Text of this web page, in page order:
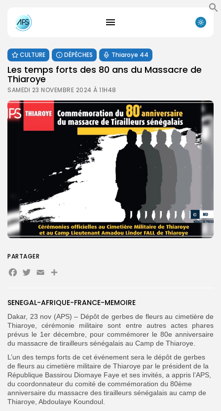
for:
FR
CULTURE DÉPÊCHES Thiaroye 44
Les temps forts des 80 ans du Massacre de
Thiaroye
SAMEDI 23 NOVEMBRE 2024 À 11H48
SENEGAL-AFRIQUE-FRANCE-MEMOIRE
Dakar, 23 nov (APS) – Dépôt de gerbes de fleurs au cimetière de
Thiaroye, cérémonie militaire sont entre autres actes phares
prévus le 1er décembre, pour commémorer le 80e anniversaire
du massacre de tirailleurs sénégalais au Camp de Thiaroye.
L’un des temps forts de cet événement sera le dépôt de gerbes
de fleurs au cimetière militaire de Thiaroye par le président de la
République Bassirou Diomaye Faye et ses invités, a appris l’APS,
du coordonnateur du comité de commémoration du 80ème
anniversaire du massacre des tirailleurs sénégalais au camp de
Thiaroye, Abdoulaye Koundoul.
PARTAGER
Facebook
Twitter
EmailPartager